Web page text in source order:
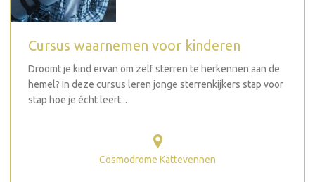
Cursus waarnemen voor kinderen
Droomt je kind ervan om zelf sterren te herkennen aan de
hemel? In deze cursus leren jonge sterrenkijkers stap voor
stap hoe je écht leert...
Cosmodrome Kattevennen